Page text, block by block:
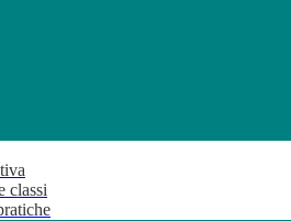
classi